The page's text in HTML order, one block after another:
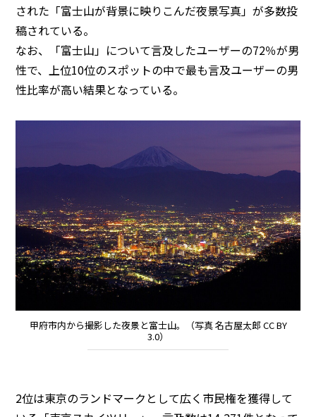
された「富士山が背景に映りこんだ夜景写真」が多数投
稿されている。
なお、「富士山」について言及したユーザーの72％が男
性で、上位10位のスポットの中で最も言及ユーザーの男
性比率が高い結果となっている。
甲府市内から撮影した夜景と富士山。（写真 名古屋太郎 CC BY
3.0）
2位は東京のランドマークとして広く市民権を獲得して